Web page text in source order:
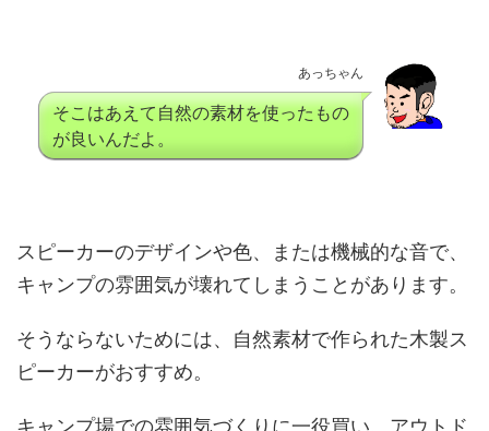
あっちゃん
そこはあえて自然の素材を使ったもの
が良いんだよ。
スピーカーのデザインや色、または機械的な音で、
キャンプの雰囲気が壊れてしまうことがあります。
そうならないためには、自然素材で作られた木製ス
ピーカーがおすすめ。
キャンプ場での雰囲気づくりに一役買い、アウトド